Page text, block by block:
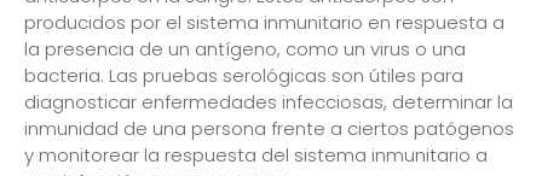
producidos por el sistema inmunitario en respuesta a
la presencia de un antígeno, como un virus o una
bacteria. Las pruebas serológicas son útiles para
diagnosticar enfermedades infecciosas, determinar la
inmunidad de una persona frente a ciertos patógenos
y monitorear la respuesta del sistema inmunitario a